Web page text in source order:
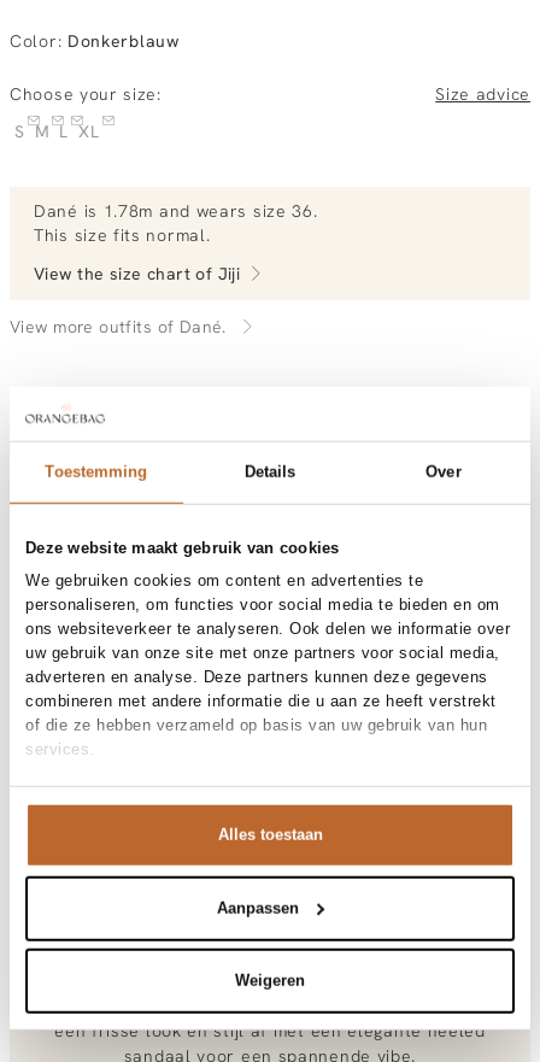
Toestemming Details Over
Deze website maakt gebruik van cookies
We gebruiken cookies om content en advertenties te
personaliseren, om functies voor social media te bieden en om
ons websiteverkeer te analyseren. Ook delen we informatie over
uw gebruik van onze site met onze partners voor social media,
adverteren en analyse. Deze partners kunnen deze gegevens
combineren met andere informatie die u aan ze heeft verstrekt
of die ze hebben verzameld op basis van uw gebruik van hun
services.
Alles toestaan
Aanpassen
Weigeren
Color: Donkerblauw
Choose your size:
Size advice
S M L XL
Dané is 1.78m and wears size 36.
This size fits normal .
View the size chart of Jiji
View more outfits of Dané.
Order by, tuesday gratis delivered tomorrow
Free shipping over €99
30-day returns
Material
Denim, Katoen
Cleaning
30°C machine wash
Size and fit
Size advice
This size fits normal
Fit
Oversized
Size model
36
Product details
Brand
Jiji
Product number brand
Variantnummer
00036218
BLEU JEAN
00036218
Pattern
Overshirts
Closure
Drukknoopsluiting,
Knoopsluiting
Opgestikte zakken
Occasion
Festival
Shipping and Returns
At Orangebag, you get free delivery on orders over €99. All
orders are sent with a track & trace code, so you can always
weekdays, your parcel will be dispatched today!
Questions or need help?
Do you have any questions about our products or need help
info@orangebag.com
0851 303631 (Mon–Fri: 09:00–17:00). We’re happy to help!
Shop the look
relaxed en chic. Het rijke denim valt prachtig en de
subtiele details op de borstzak geven net dat beetje
een frisse look en stijl af met een elegante heeled
sandaal voor een spannende vibe.